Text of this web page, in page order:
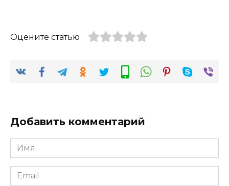
Оцените статью
Добавить комментарий
Имя
*
Email
*